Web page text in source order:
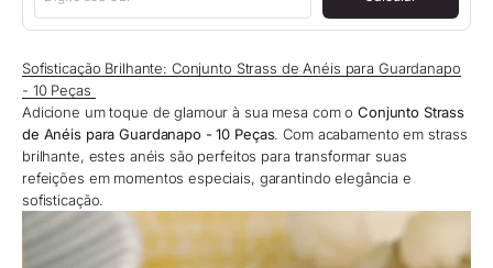
Sofisticação Brilhante: Conjunto Strass de Anéis para Guardanapo
- 10 Peças
Adicione um toque de glamour à sua mesa com oConjunto Strass
de Anéis para Guardanapo - 10 Peças. Com acabamento em strass
brilhante, estes anéis são perfeitos para transformar suas
refeições em momentos especiais, garantindo elegância e
sofisticação.